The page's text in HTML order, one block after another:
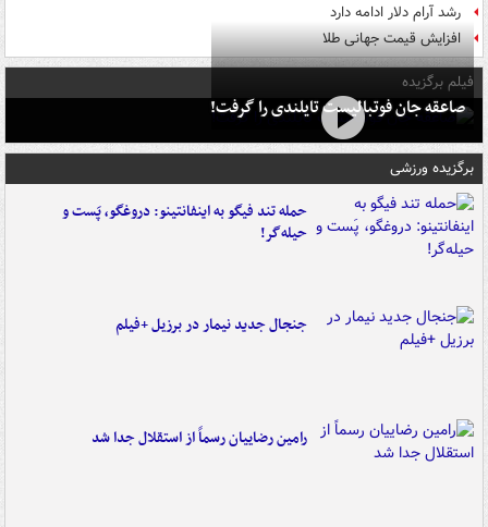
رشد آرام دلار ادامه دارد
افزایش قیمت جهانی طلا
فیلم برگزیده
صاعقه جان فوتبالیست تایلندی را گرفت!
برگزیده ورزشی
حمله تند فیگو به اینفانتینو: دروغگو، پَست‌ و
حیله‌گر!
جنجال جدید نیمار در برزیل +فیلم
رامین رضاییان رسماً از استقلال جدا شد